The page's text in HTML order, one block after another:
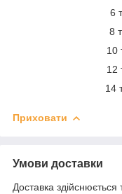
6
8
10
12
14
Приховати
Умови доставки
Доставка здійснюється